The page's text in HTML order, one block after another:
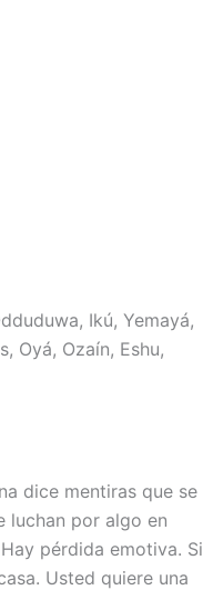
Ikú, Yemayá,
Oyá, Ozaín, Eshu,
dice mentiras que se
luchan por algo en
pérdida emotiva. Si
Usted quiere una